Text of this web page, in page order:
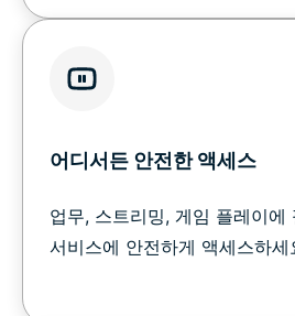
어디서든 안전한 액세스
업무, 스트리밍, 게임 플레이에
서비스에 안전하게 액세스하세